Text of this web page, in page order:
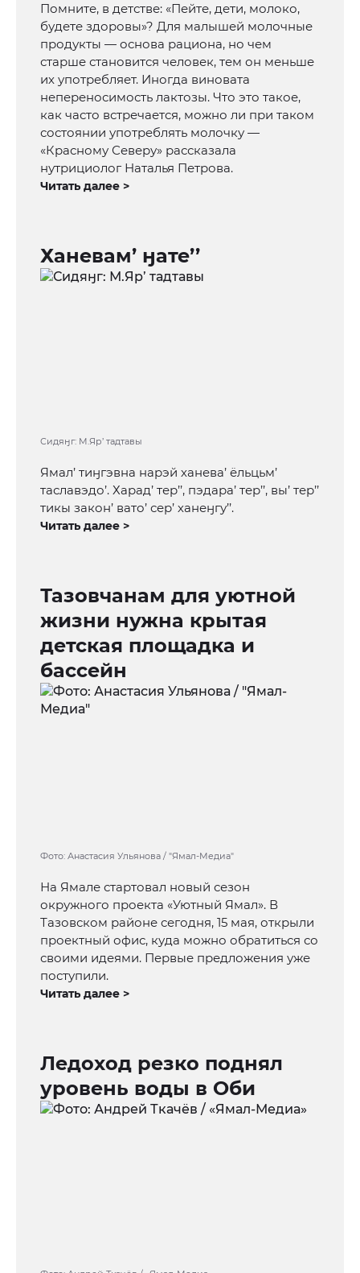
Помните, в детстве: «Пейте, дети, молоко,
будете здоровы»? Для малышей молочные
продукты — основа рациона, но чем
старше становится человек, тем он меньше
их употребляет. Иногда виновата
непереносимость лактозы. Что это такое,
как часто встречается, можно ли при таком
состоянии употреблять молочку —
«Красному Северу» рассказала
нутрициолог Наталья Петрова.
Читать далее >
Ханевам’ ӈате’’
Сидяӈг: М.Яр’ тадтавы
Ямал’ тиӈгэвна нарэй ханева’ ёльцьм’
таславэдо’. Харад’ тер’’, пэдара’ тер’’, вы’ тер’’
тикы закон’ вато’ сер’ ханеӈгу’’.
Читать далее >
Тазовчанам для уютной
жизни нужна крытая
детская площадка и
бассейн
Фото: Анастасия Ульянова / "Ямал-Медиа"
На Ямале стартовал новый сезон
окружного проекта «Уютный Ямал». В
Тазовском районе сегодня, 15 мая, открыли
проектный офис, куда можно обратиться со
своими идеями. Первые предложения уже
поступили.
Читать далее >
Ледоход резко поднял
уровень воды в Оби